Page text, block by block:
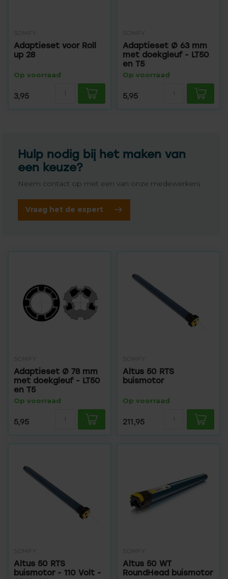
SOMFY
Adaptieset voor Roll
up 28
Op voorraad
3,95
SOMFY
Adaptieset Ø 63 mm
met doekgleuf - LT50
en T5
Op voorraad
5,95
Hulp nodig bij het maken van
een keuze?
Neem contact op met een van onze medewerkers
Vraag het de expert
SOMFY
Adaptieset Ø 78 mm
met doekgleuf - LT50
en T5
Op voorraad
5,95
SOMFY
Altus 50 RTS
buismotor
Op voorraad
211,95
SOMFY
Altus 50 RTS
buismotor - 110 Volt -
SOMFY
Altus 50 WT
RoundHead buismotor